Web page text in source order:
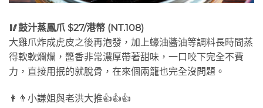
🥢鼓汁蒸鳳爪 $27/港幣 (NT.108)
大雞爪炸成虎皮之後再泡發，加上蠔油醬油等調料長時間蒸
得軟軟爛爛，醬香非常濃厚帶著甜味，一口咬下完全不費
力，直接用抿的就脫骨，在來個兩籠也完全沒問題。
👩👨小謙姐與老洪大推👍👍👍